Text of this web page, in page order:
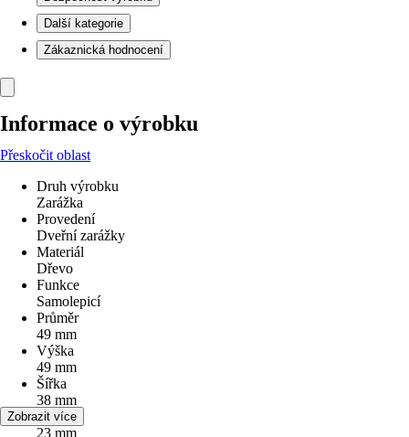
Další kategorie
Zákaznická hodnocení
Informace o výrobku
Přeskočit oblast
Druh výrobku
Zarážka
Provedení
Dveřní zarážky
Materiál
Dřevo
Funkce
Samolepicí
Průměr
49 mm
Výška
49 mm
Šířka
38 mm
Délka
23 mm
Zobrazit více